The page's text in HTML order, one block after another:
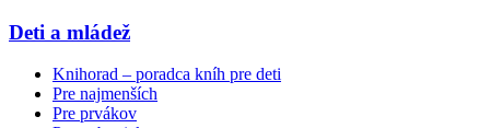
Deti a mládež
Knihorad – poradca kníh pre deti
Pre najmenších
Pre prvákov